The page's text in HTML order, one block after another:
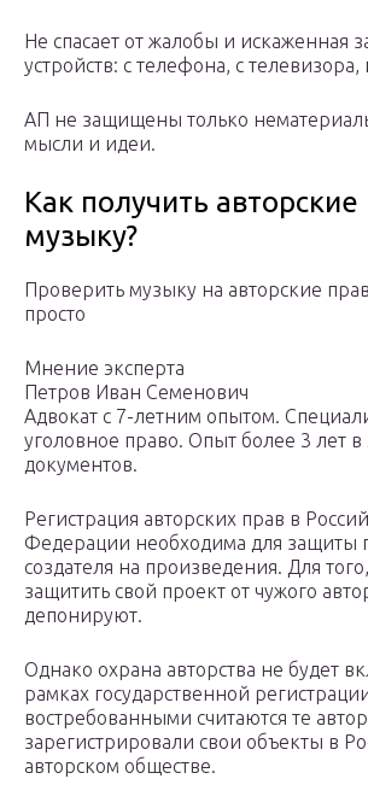
Не спасает от жалобы и искаженная
устройств: с телефона, с
АП не защищены только
мысли и идеи.
Как получить авторские
музыку?
Проверить музыку на авторские
просто
Мнение эксперта
Петров Иван Семенович
Адвокат с 7-летним опытом.
уголовное право. Опыт более 3 лет в
документов.
Регистрация авторских прав в
Федерации необходима для защиты
создателя на произведения. Для
защитить свой проект от чужого
депонируют.
Однако охрана авторства не будет
рамках государственной
востребованными считаются те
зарегистрировали свои объекты в
авторском обществе.